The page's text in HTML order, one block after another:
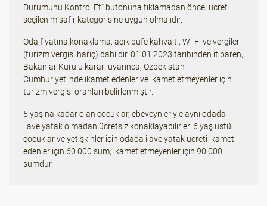
Durumunu Kontrol Et" butonuna tıklamadan önce, ücret
seçilen misafir kategorisine uygun olmalıdır.
Oda fiyatına konaklama, açık büfe kahvaltı, Wi-Fi ve vergiler
(turizm vergisi hariç) dahildir. 01.01.2023 tarihinden itibaren,
Bakanlar Kurulu kararı uyarınca, Özbekistan
Cumhuriyeti'nde ikamet edenler ve ikamet etmeyenler için
turizm vergisi oranları belirlenmiştir.
5 yaşına kadar olan çocuklar, ebeveynleriyle aynı odada
ilave yatak olmadan ücretsiz konaklayabilirler. 6 yaş üstü
çocuklar ve yetişkinler için odada ilave yatak ücreti ikamet
edenler için 60.000 sum, ikamet etmeyenler için 90.000
sumdur.